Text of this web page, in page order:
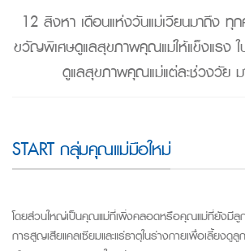
12 สิงหา เดือนแห่งวันแม่เวียนมาถึง
ขวัญพิเศษดูแลสุขภาพคุณแม่ให้แข็งแรง ใ
ดูแลสุขภาพคุณแม่แต่ละช่วงวัย ม
START กลุ่มคุณแม่มือใหม่
โดยส่วนใหญ่เป็นคุณแม่ที่เพิ่งคลอดหรือคุณแม่ที่ยังมี
การสูญเสียแคลเซียมและแร่ธาตุในร่างกายเพื่อเลี้ยง